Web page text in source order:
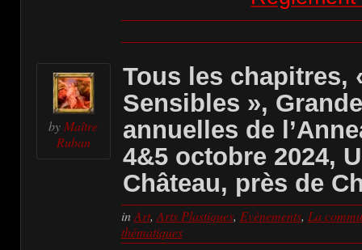
by Maître
Ruban
Tous les chapitres,
Sensibles »,
annuelles de
4&5 octobre 2024,
Château, près de
inArt, Arts Plastiques, Evènements, La
thématiques